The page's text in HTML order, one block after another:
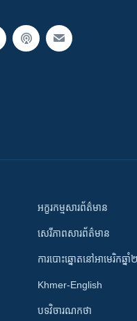
អក្ខរកម្មសារព័ត៌មាន
សេរីភាពសារព័ត៌មាន
ការបោះឆ្នោតនៅអាមេរិកឆ្ន
Khmer-English
បទវិចារណកថា